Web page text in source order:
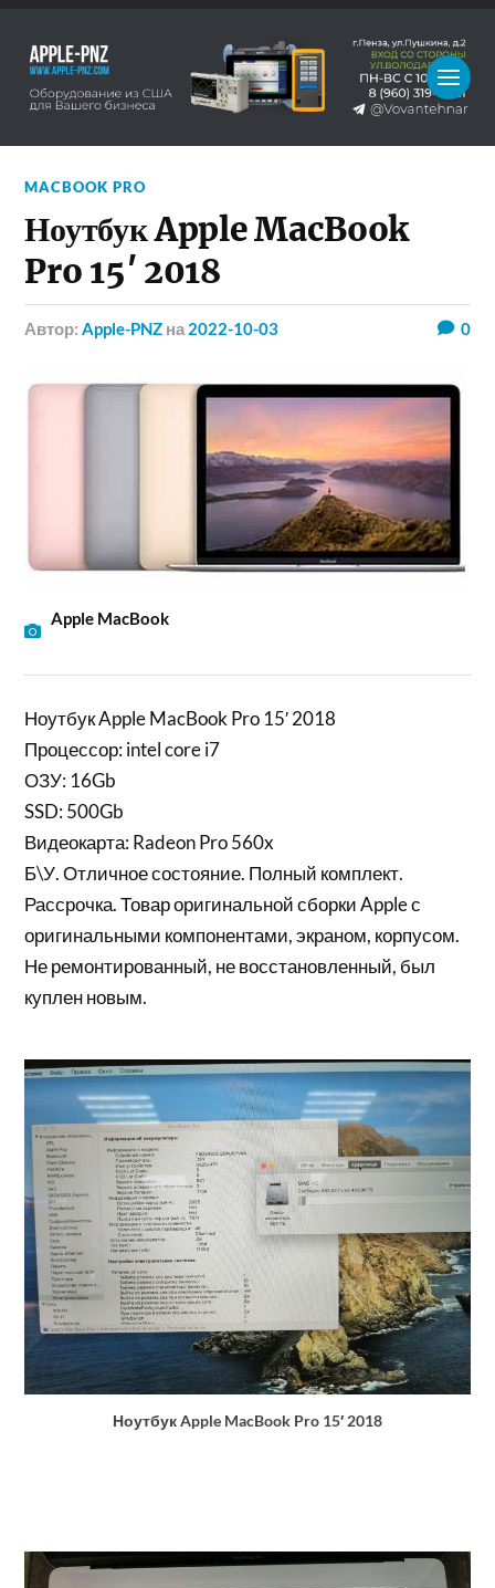
MACBOOK PRO
Ноутбук Apple MacBook
Pro 15′ 2018
Автор:Apple-PNZ на 2022-10-03 0
Apple MacBook
Ноутбук Apple MacBook Pro 15′ 2018
Процессор: intel core i7
ОЗУ: 16Gb
SSD: 500Gb
Видеокарта: Radeon Pro 560x
Б\У. Отличное состояние. Полный комплект.
Рассрочка. Товар оригинальной сборки Apple с
оригинальными компонентами, экраном, корпусом.
Не ремонтированный, не восстановленный, был
куплен новым.
Ноутбук Apple MacBook Pro 15′ 2018